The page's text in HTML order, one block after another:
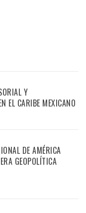
Y
EL CARIBE MEXICANO
DE AMÉRICA
GEOPOLÍTICA